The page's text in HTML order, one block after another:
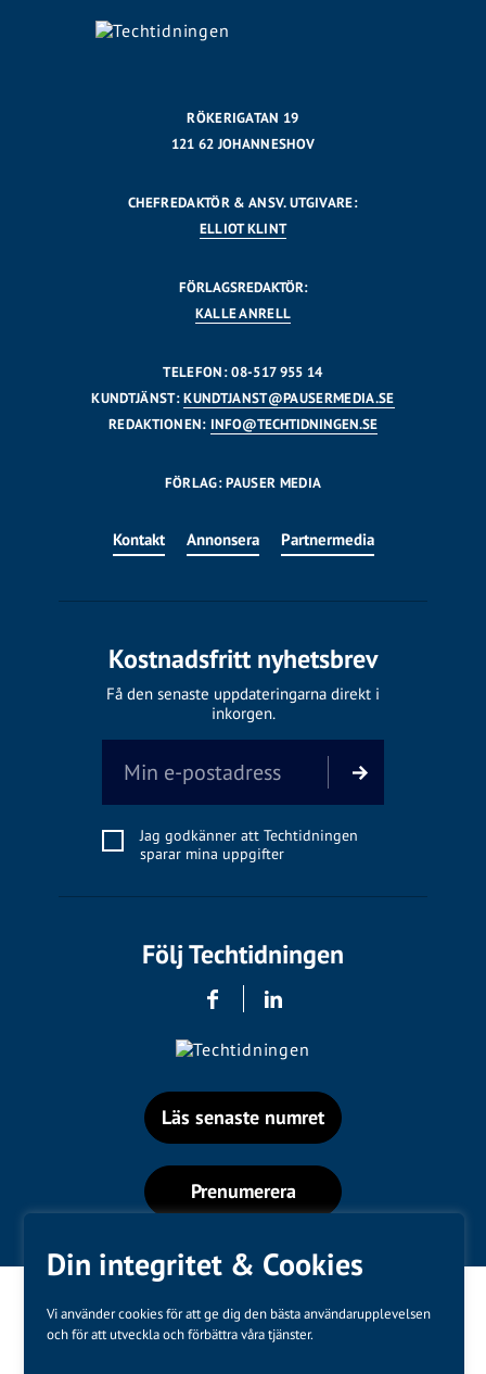
Din integritet & Cookies
Vi använder cookies för att ge dig den bästa användarupplevelsen
och för att utveckla och förbättra våra tjänster.
RÖKERIGATAN 19
121 62 JOHANNESHOV
CHEFREDAKTÖR & ANSV. UTGIVARE:
ELLIOT KLINT
FÖRLAGSREDAKTÖR:
KALLE ANRELL
TELEFON: 08-517 955 14
KUNDTJÄNST:KUNDTJANST@PAUSERMEDIA.SE
REDAKTIONEN: INFO@TECHTIDNINGEN.SE
FÖRLAG: PAUSER MEDIA
Kontakt Annonsera Partnermedia
Kostnadsfritt nyhetsbrev
Få den senaste uppdateringarna direkt i
inkorgen.
Jag godkänner att Techtidningen
sparar mina uppgifter
Följ Techtidningen
Läs senaste numret
Prenumerera